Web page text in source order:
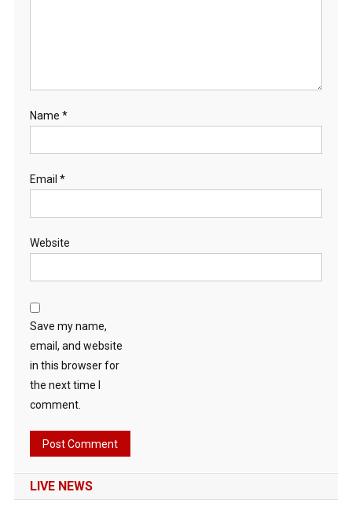
Name *
Email *
Website
Save my name,
email, and website
in this browser for
the next time I
comment.
LIVE NEWS